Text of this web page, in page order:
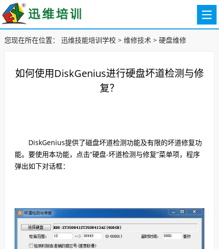
您现在所在位置： 迅维技能培训学校> 维修技术> 硬盘维修
如何使用DiskGenius进行硬盘坏道检测与修
复？
DiskGenius提供了磁盘坏道检测功能及有限的坏道修复功
能。要使用本功能，点击“硬盘-坏道检测与修复”菜单项，程序
弹出如下对话框：